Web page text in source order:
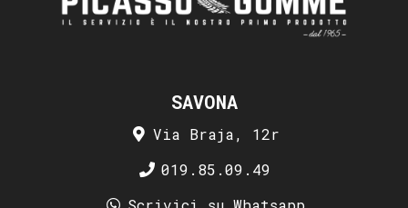
SAVONA
Via Braja, 12r
019.85.09.49